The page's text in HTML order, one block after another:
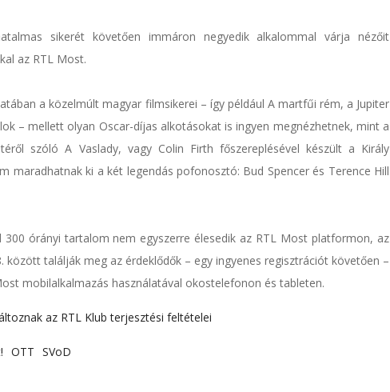
sikerét követően immáron negyedik alkalommal várja nézőit
az RTL Most.
a közelmúlt magyar filmsikerei – így például A martfűi rém, a Jupiter
– mellett olyan Oscar-díjas alkotásokat is ingyen megnézhetnek, mint a
szóló A Vaslady, vagy Colin Firth főszereplésével készült a Király
maradhatnak ki a két legendás pofonosztó: Bud Spencer és Terence Hill
órányi tartalom nem egyszerre élesedik az RTL Most platformon, az
között találják meg az érdeklődők – egy ingyenes regisztrációt követően –
mobilalkalmazás használatával okostelefonon és tableten.
az RTL Klub terjesztési feltételei
OTT SVoD